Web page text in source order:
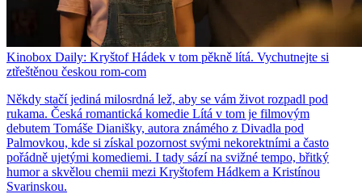
Kinobox Daily: Kryštof Hádek v tom pěkně lítá. Vychutnejte si
ztřeštěnou českou rom-com
Někdy stačí jediná milosrdná lež, aby se vám život rozpadl pod
rukama. Česká romantická komedie Lítá v tom je filmovým
debutem Tomáše Dianišky, autora známého z Divadla pod
Palmovkou, kde si získal pozornost svými nekorektními a často
pořádně ujetými komediemi. I tady sází na svižné tempo, břitký
humor a skvělou chemii mezi Kryštofem Hádkem a Kristínou
Svarinskou.